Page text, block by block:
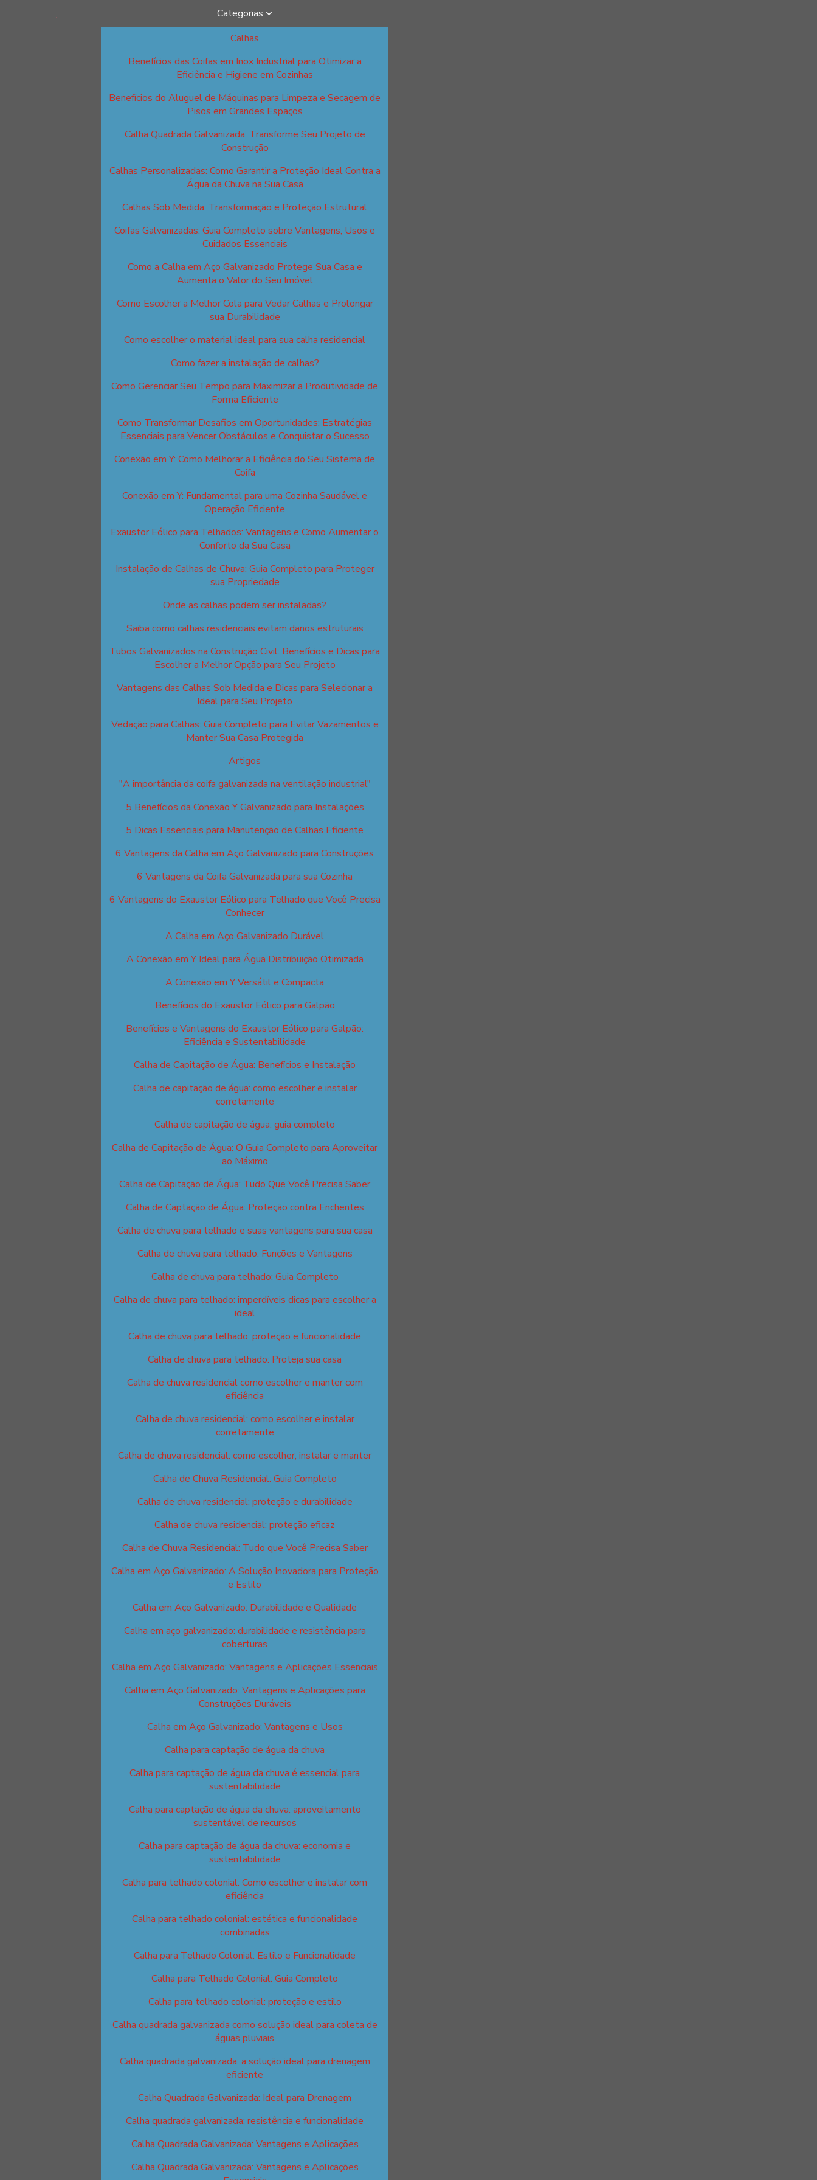
Categorias
Calhas
Benefícios das Coifas em Inox Industrial para Otimizar a
Eficiência e Higiene em Cozinhas
Benefícios do Aluguel de Máquinas para Limpeza e Secagem de
Pisos em Grandes Espaços
Calha Quadrada Galvanizada: Transforme Seu Projeto de
Construção
Calhas Personalizadas: Como Garantir a Proteção Ideal Contra a
Água da Chuva na Sua Casa
Calhas Sob Medida: Transformação e Proteção Estrutural
Coifas Galvanizadas: Guia Completo sobre Vantagens, Usos e
Cuidados Essenciais
Como a Calha em Aço Galvanizado Protege Sua Casa e
Aumenta o Valor do Seu Imóvel
Como Escolher a Melhor Cola para Vedar Calhas e Prolongar
sua Durabilidade
Como escolher o material ideal para sua calha residencial
Como fazer a instalação de calhas?
Como Gerenciar Seu Tempo para Maximizar a Produtividade de
Forma Eficiente
Como Transformar Desafios em Oportunidades: Estratégias
Essenciais para Vencer Obstáculos e Conquistar o Sucesso
Conexão em Y: Como Melhorar a Eficiência do Seu Sistema de
Coifa
Conexão em Y: Fundamental para uma Cozinha Saudável e
Operação Eficiente
Exaustor Eólico para Telhados: Vantagens e Como Aumentar o
Conforto da Sua Casa
Instalação de Calhas de Chuva: Guia Completo para Proteger
sua Propriedade
Onde as calhas podem ser instaladas?
Saiba como calhas residenciais evitam danos estruturais
Tubos Galvanizados na Construção Civil: Benefícios e Dicas para
Escolher a Melhor Opção para Seu Projeto
Vantagens das Calhas Sob Medida e Dicas para Selecionar a
Ideal para Seu Projeto
Vedação para Calhas: Guia Completo para Evitar Vazamentos e
Manter Sua Casa Protegida
Artigos
"A importância da coifa galvanizada na ventilação industrial"
5 Benefícios da Conexão Y Galvanizado para Instalações
5 Dicas Essenciais para Manutenção de Calhas Eficiente
6 Vantagens da Calha em Aço Galvanizado para Construções
6 Vantagens da Coifa Galvanizada para sua Cozinha
6 Vantagens do Exaustor Eólico para Telhado que Você Precisa
Conhecer
A Calha em Aço Galvanizado Durável
A Conexão em Y Ideal para Água Distribuição Otimizada
A Conexão em Y Versátil e Compacta
Benefícios do Exaustor Eólico para Galpão
Benefícios e Vantagens do Exaustor Eólico para Galpão:
Eficiência e Sustentabilidade
Calha de Capitação de Água: Benefícios e Instalação
Calha de capitação de água: como escolher e instalar
corretamente
Calha de capitação de água: guia completo
Calha de Capitação de Água: O Guia Completo para Aproveitar
ao Máximo
Calha de Capitação de Água: Tudo Que Você Precisa Saber
Calha de Captação de Água: Proteção contra Enchentes
Calha de chuva para telhado e suas vantagens para sua casa
Calha de chuva para telhado: Funções e Vantagens
Calha de chuva para telhado: Guia Completo
Calha de chuva para telhado: imperdíveis dicas para escolher a
ideal
Calha de chuva para telhado: proteção e funcionalidade
Calha de chuva para telhado: Proteja sua casa
Calha de chuva residencial como escolher e manter com
eficiência
Calha de chuva residencial: como escolher e instalar
corretamente
Calha de chuva residencial: como escolher, instalar e manter
Calha de Chuva Residencial: Guia Completo
Calha de chuva residencial: proteção e durabilidade
Calha de chuva residencial: proteção eficaz
Calha de Chuva Residencial: Tudo que Você Precisa Saber
Calha em Aço Galvanizado: A Solução Inovadora para Proteção
e Estilo
Calha em Aço Galvanizado: Durabilidade e Qualidade
Calha em aço galvanizado: durabilidade e resistência para
coberturas
Calha em Aço Galvanizado: Vantagens e Aplicações Essenciais
Calha em Aço Galvanizado: Vantagens e Aplicações para
Construções Duráveis
Calha em Aço Galvanizado: Vantagens e Usos
Calha para captação de água da chuva
Calha para captação de água da chuva é essencial para
sustentabilidade
Calha para captação de água da chuva: aproveitamento
sustentável de recursos
Calha para captação de água da chuva: economia e
sustentabilidade
Calha para telhado colonial: Como escolher e instalar com
eficiência
Calha para telhado colonial: estética e funcionalidade
combinadas
Calha para Telhado Colonial: Estilo e Funcionalidade
Calha para Telhado Colonial: Guia Completo
Calha para telhado colonial: proteção e estilo
Calha quadrada galvanizada como solução ideal para coleta de
águas pluviais
Calha quadrada galvanizada: a solução ideal para drenagem
eficiente
Calha Quadrada Galvanizada: Ideal para Drenagem
Calha quadrada galvanizada: resistência e funcionalidade
Calha Quadrada Galvanizada: Vantagens e Aplicações
Calha Quadrada Galvanizada: Vantagens e Aplicações